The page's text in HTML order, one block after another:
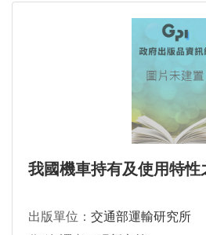
我國機車持有及使用特性
出版單位： 交通部運輸研究所